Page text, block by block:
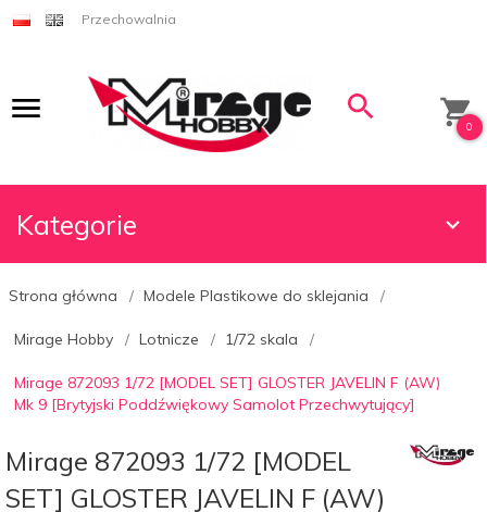
Przechowalnia
0
Kategorie
Strona główna Modele Plastikowe do sklejania
Mirage Hobby Lotnicze 1/72 skala
Mirage 872093 1/72 [MODEL SET] GLOSTER JAVELIN F (AW)
Mk 9 [Brytyjski Poddźwiękowy Samolot Przechwytujący]
Mirage 872093 1/72 [MODEL
SET] GLOSTER JAVELIN F (AW)